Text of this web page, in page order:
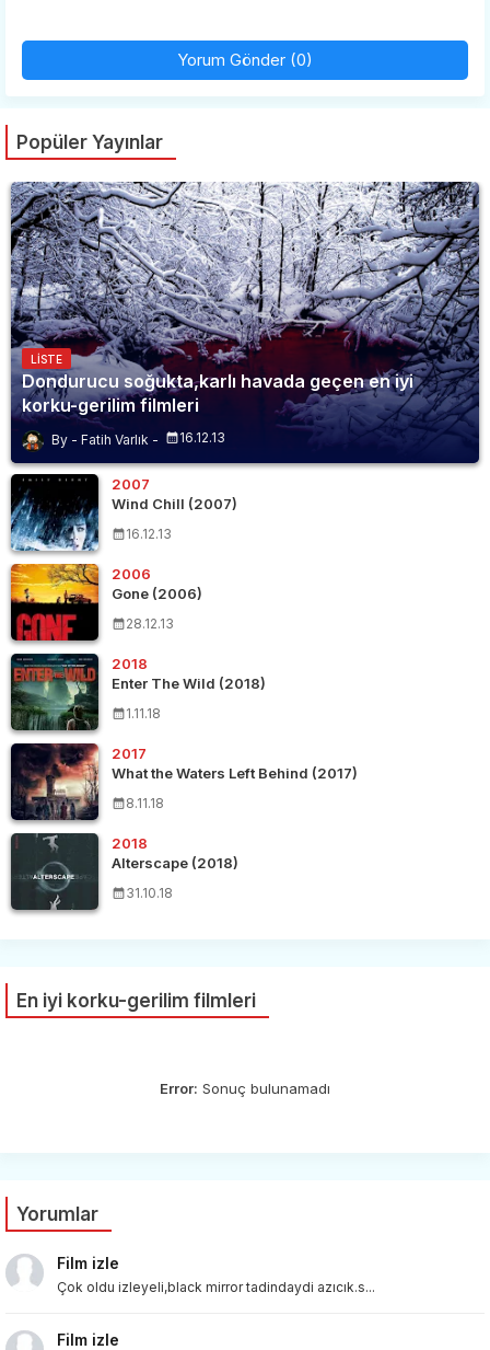
Yorum Gönder (0)
Popüler Yayınlar
LISTE
Dondurucu soğukta,karlı havada geçen en iyi
korku-gerilim filmleri
Fatih Varlık 16.12.13
2007
Wind Chill (2007)
16.12.13
2006
Gone (2006)
28.12.13
2018
Enter The Wild (2018)
1.11.18
2017
What the Waters Left Behind (2017)
8.11.18
2018
Alterscape (2018)
31.10.18
En iyi korku-gerilim filmleri
Error: Sonuç bulunamadı
Yorumlar
Film izle
Çok oldu izleyeli,black mirror tadindaydi azıcık.s...
Film izle